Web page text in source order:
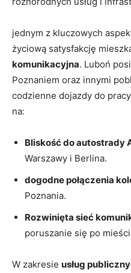
jednym z kluczowych
życiową satysfakcję
komunikacyjna. Luboń
Poznaniem oraz innymi
codzienne dojazdy do
na:
Bliskość do autostrady
Warszawy i Berlina.
dogodne połączenia
Poznania.
Rozwinięta sieć
poruszanie się po
W zakresie usług